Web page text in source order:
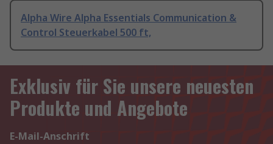
Alpha Wire Alpha Essentials Communication &
Control Steuerkabel 500 ft,
Exklusiv für Sie unsere neuesten
Produkte und Angebote
E-Mail-Anschrift